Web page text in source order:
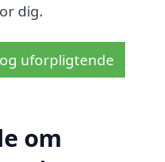
dig.
uforpligtende
om